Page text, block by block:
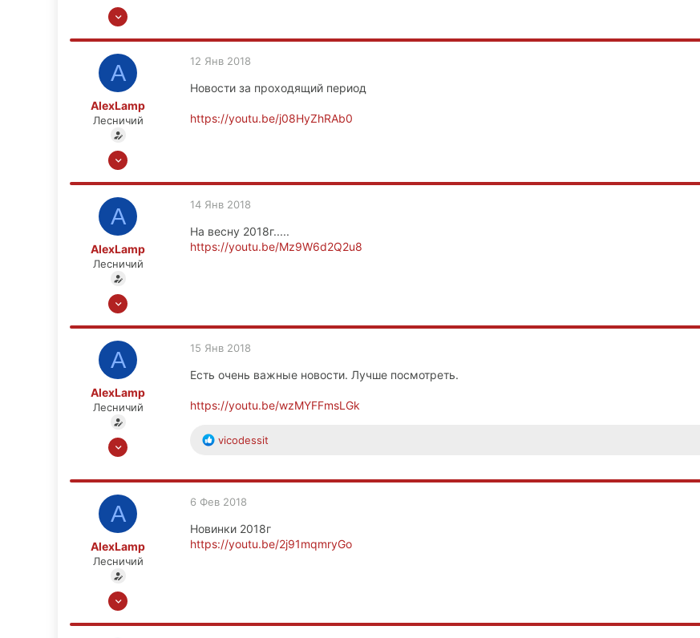
13 Ноя 2008
Москва
A
AlexLamp
Лесничий
13 Ноя 2008
Москва
12 Янв 2018
Новости за проходящий период
https://youtu.be/j08HyZhRAb0
A
AlexLamp
Лесничий
13 Ноя 2008
Москва
14 Янв 2018
На весну 2018г.....
https://youtu.be/Mz9W6d2Q2u8
A
AlexLamp
Лесничий
13 Ноя 2008
449
Москва
15 Янв 2018
Есть очень важные новости. Лучше посмотреть.
https://youtu.be/wzMYFFmsLGk
Р
к
и
:
vicodessit
A
AlexLamp
Лесничий
13 Ноя 2008
6 Фев 2018
Новинки 2018г
https://youtu.be/2j91mqmryGo